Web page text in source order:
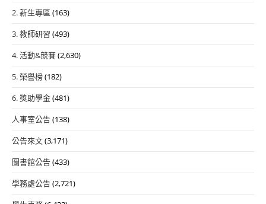
2. 新生專區 (163)
3. 教師研習 (493)
4. 活動&競賽(2,630)
5. 榮譽榜(182)
6. 獎助學金(481)
人事室公告(138)
公告來文(3,171)
圖書館公告(433)
學務處公告(2,721)